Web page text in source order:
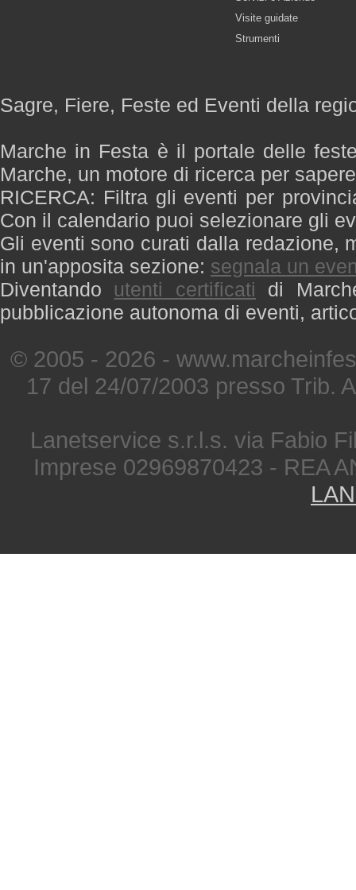
Visite guidate
Strumenti
Sagre, Fiere, Feste ed Eventi della
Marche in Festa è il portale delle
Marche, un motore di ricerca per
RICERCA: Filtra gli eventi per
Con il calendario puoi selezionare gli
Gli eventi sono curati dalla redazione,
in un'apposita sezione: segnala un
Diventando utenti certificati di
pubblicazione autonoma di eventi,
© 2005 - 2026 -
17 del 24/07/2003 presso Trib.
Lanetservice s.r.l.s. via Fabio
Imprese 02969870423 - REA